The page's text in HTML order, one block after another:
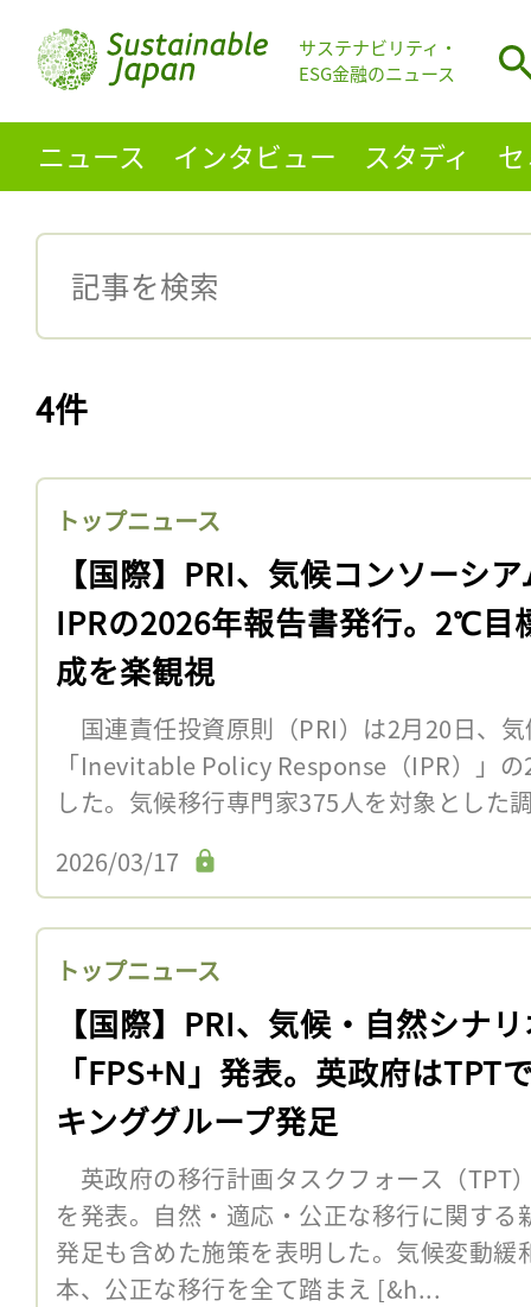
サステナビリティ・
ESG金融のニュース
ニュース インタビュー スタディ
4件
トップニュース
【国際】PRI、気候コンソーシア
IPRの2026年報告書発行。2℃目
成を楽観視
国連責任投資原則（PRI）は2月20日、
「Inevitable Policy Response（IPR）」
した。気候移行専門家375人を対象とし
2026/03/17
トップニュース
【国際】PRI、気候・自然シナ
「FPS+N」発表。英政府はTPT
キンググループ発足
英政府の移行計画タスクフォース（TPT
を発表。自然・適応・公正な移行に関する
発足も含めた施策を表明した。気候変動緩
本、公正な移行を全て踏まえ [&h...